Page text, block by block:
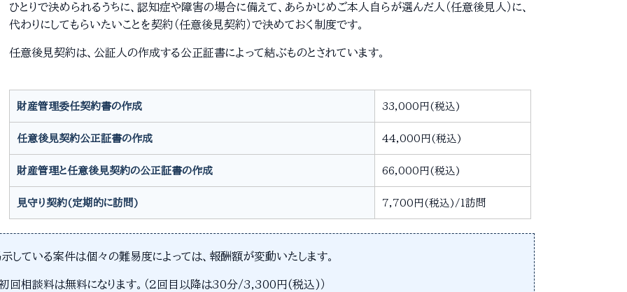
ひとりで決められるうちに、認知症や障害の場合に備えて、あらかじめご本人自らが選んだ人（任意後見人）に、
代わりにしてもらいたいことを契約（任意後見契約）で決めておく制度です。
任意後見契約は、公証人の作成する公正証書によって結ぶものとされています。
財産管理委任契約書の作成 33,000円(税込)
任意後見契約公正証書の作成 44,000円(税込)
財産管理と任意後見契約の公正証書の作成 66,000円(税込)
見守り契約(定期的に訪問) 7,700円(税込)/1訪問
している案件は個々の難易度によっては、報酬額が変動いたします。
回相談料は無料になります。（2回目以降は30分/3,300円(税込)）